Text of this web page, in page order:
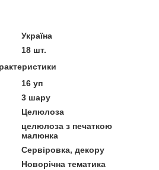
Україна
18 шт.
16 уп
3 шару
Целюлоза
целюлоза з печаткою
малюнка
Сервіровка, декору
Новорічна тематика